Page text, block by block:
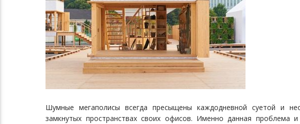
Шумные мегаполисы всегда пресыщены каждодневной суетой и
замкнутых пространствах своих офисов. Именно данная проблема